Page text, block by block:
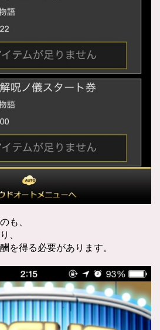
も、
、
を得る必要があります。